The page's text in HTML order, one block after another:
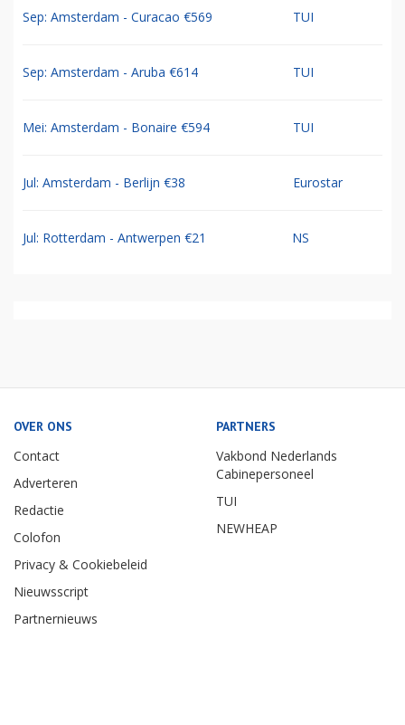
Sep: Amsterdam - Curacao €569 TUI
Sep: Amsterdam - Aruba €614 TUI
Mei: Amsterdam - Bonaire €594 TUI
Jul: Amsterdam - Berlijn €38 Eurostar
Jul: Rotterdam - Antwerpen €21 NS
OVER ONS
Contact
Adverteren
Redactie
Colofon
Privacy & Cookiebeleid
Nieuwsscript
Partnernieuws
PARTNERS
Vakbond Nederlands
Cabinepersoneel
TUI
NEWHEAP